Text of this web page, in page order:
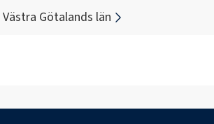
Västra Götalands län